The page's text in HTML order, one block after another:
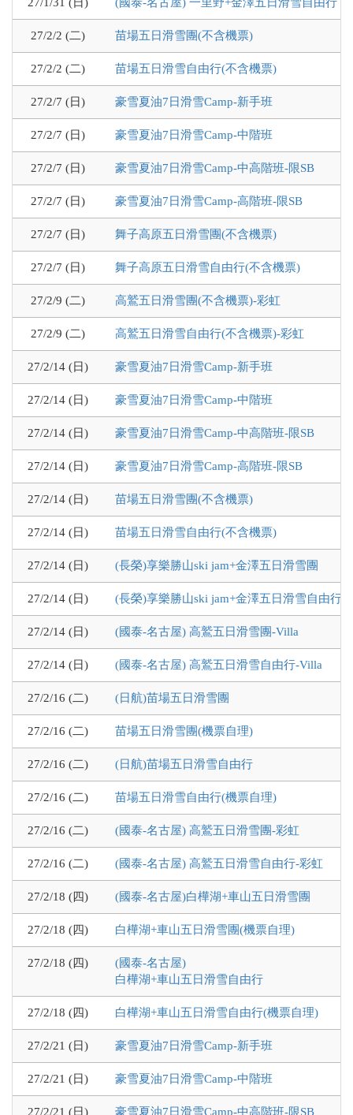
27/2/2 (二) 苗場五日滑雪團(不含機票)
27/2/2 (二) 苗場五日滑雪自由行(不含機票)
27/2/7 (日) 豪雪夏油7日滑雪Camp-新手班
27/2/7 (日) 豪雪夏油7日滑雪Camp-中階班
27/2/7 (日) 豪雪夏油7日滑雪Camp-中高階班-限SB
27/2/7 (日) 豪雪夏油7日滑雪Camp-高階班-限SB
27/2/7 (日) 舞子高原五日滑雪團(不含機票)
27/2/7 (日) 舞子高原五日滑雪自由行(不含機票)
27/2/9 (二) 高鷲五日滑雪團(不含機票)-彩虹
27/2/9 (二) 高鷲五日滑雪自由行(不含機票)-彩虹
27/2/14 (日) 豪雪夏油7日滑雪Camp-新手班
27/2/14 (日) 豪雪夏油7日滑雪Camp-中階班
27/2/14 (日) 豪雪夏油7日滑雪Camp-中高階班-限SB
27/2/14 (日) 豪雪夏油7日滑雪Camp-高階班-限SB
27/2/14 (日) 苗場五日滑雪團(不含機票)
27/2/14 (日) 苗場五日滑雪自由行(不含機票)
27/2/14 (日) (長榮)享樂勝山ski jam+金澤五日滑雪團
27/2/14 (日) (長榮)享樂勝山ski jam+金澤五日滑雪自由行
27/2/14 (日) (國泰-名古屋) 高鷲五日滑雪團-Villa
27/2/14 (日) (國泰-名古屋) 高鷲五日滑雪自由行-Villa
27/2/16 (二) (日航)苗場五日滑雪團
27/2/16 (二) 苗場五日滑雪團(機票自理)
27/2/16 (二) (日航)苗場五日滑雪自由行
27/2/16 (二) 苗場五日滑雪自由行(機票自理)
27/2/16 (二) (國泰-名古屋) 高鷲五日滑雪團-彩虹
27/2/16 (二) (國泰-名古屋) 高鷲五日滑雪自由行-彩虹
27/2/18 (四) (國泰-名古屋)白樺湖+車山五日滑雪團
27/2/18 (四) 白樺湖+車山五日滑雪團(機票自理)
27/2/18 (四)
(國泰-名古屋)
白樺湖+車山五日滑雪自由行
27/2/18 (四) 白樺湖+車山五日滑雪自由行(機票自理)
27/2/21 (日) 豪雪夏油7日滑雪Camp-新手班
27/2/21 (日) 豪雪夏油7日滑雪Camp-中階班
27/2/21 (日) 豪雪夏油7日滑雪Camp-中高階班-限SB